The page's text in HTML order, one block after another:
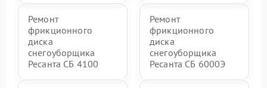
Ремонт
фрикционного
диска
снегоуборщика
Ресанта СБ 4100
Ремонт
фрикционного
диска
снегоуборщика
Ресанта СБ 6000Э